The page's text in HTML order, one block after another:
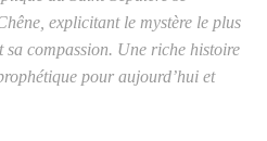
explicitant le mystère le plus
sa compassion. Une riche histoire
pour aujourd’hui et